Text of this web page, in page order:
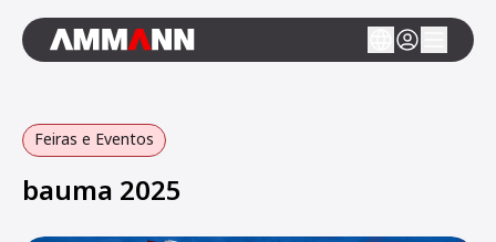
Feiras e Eventos
bauma 2025